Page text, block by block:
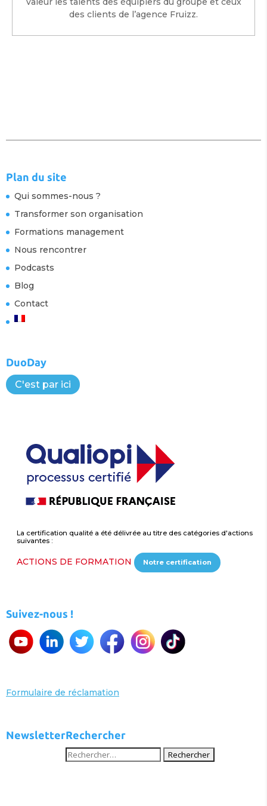
des clients de l’agence Fruizz.
Plan du site
Qui sommes-nous ?
Transformer son organisation
Formations management
Nous rencontrer
Podcasts
Blog
Contact
DuoDay
C'est par ici
La certification qualité a été délivrée au titre des catégories d'actions
suivantes :
ACTIONS DE FORMATION Notre certification
Suivez-nous !
Formulaire de réclamation
NewsletterRechercher